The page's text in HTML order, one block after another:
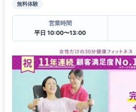
無料体験
営業時間
平日 10:00〜13:00